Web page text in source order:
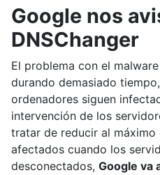
Google nos
DNSChanger
El problema con el malware
durando demasiado
ordenadores siguen
intervención de los
tratar de reducir al máximo
afectados cuando los
desconectados, Google va